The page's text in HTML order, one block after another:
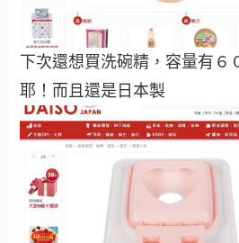
下次還想買洗碗精，容量有６
耶！而且還是日本製